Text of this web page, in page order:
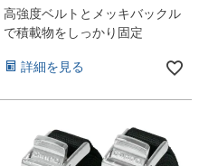
高強度ベルトとメッキバックル
で積載物をしっかり固定
詳細を見る